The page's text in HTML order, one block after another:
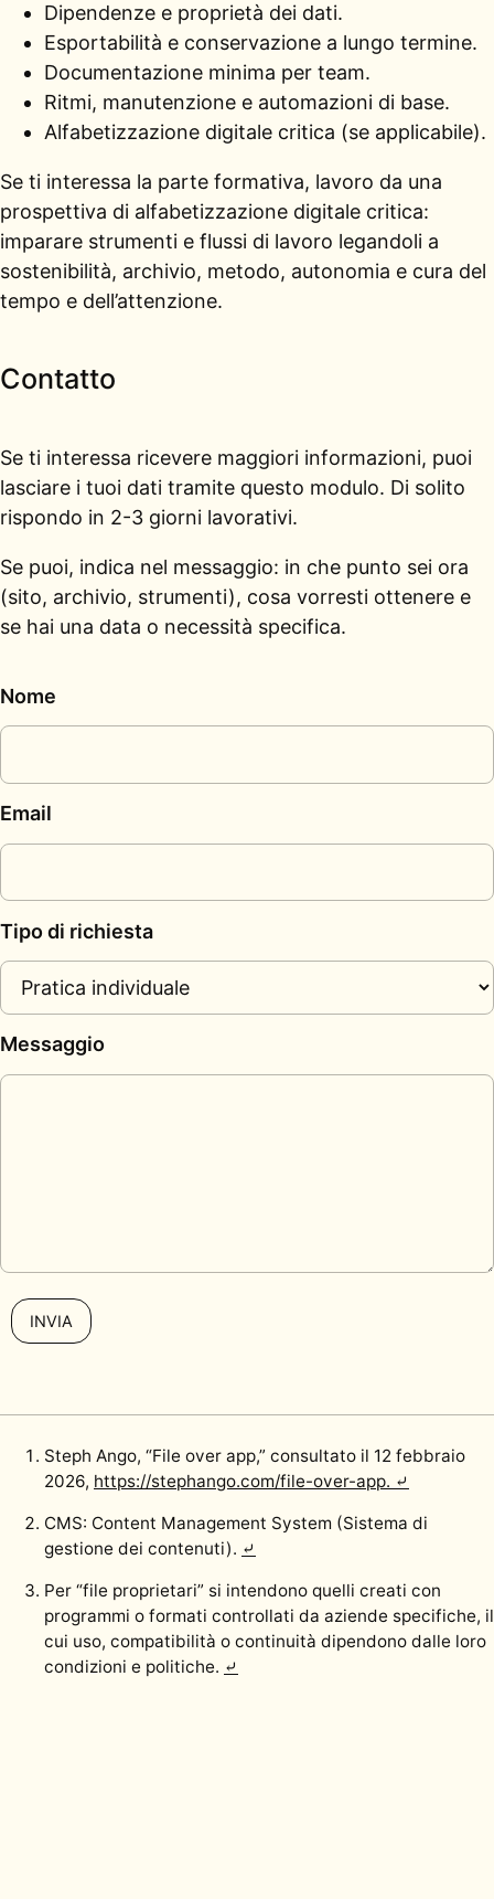
Dipendenze e proprietà dei dati.
Esportabilità e conservazione a lungo termine.
Documentazione minima per team.
Ritmi, manutenzione e automazioni di base.
Alfabetizzazione digitale critica (se applicabile).
Se ti interessa la parte formativa, lavoro da una
prospettiva di alfabetizzazione digitale critica:
imparare strumenti e flussi di lavoro legandoli a
sostenibilità, archivio, metodo, autonomia e cura del
tempo e dell’attenzione.
Contatto
Se ti interessa ricevere maggiori informazioni, puoi
lasciare i tuoi dati tramite questo modulo. Di solito
rispondo in 2-3 giorni lavorativi.
Se puoi, indica nel messaggio: in che punto sei ora
(sito, archivio, strumenti), cosa vorresti ottenere e
se hai una data o necessità specifica.
Nome
Email
Tipo di richiesta
Messaggio
INVIA
Steph Ango, “File over app,” consultato il 12 febbraio
2026, https://stephango.com/file-over-app. ⤶
CMS: Content Management System (Sistema di
gestione dei contenuti). ⤶
Per “file proprietari” si intendono quelli creati con
programmi o formati controllati da aziende specifiche, il
cui uso, compatibilità o continuità dipendono dalle loro
condizioni e politiche. ⤶